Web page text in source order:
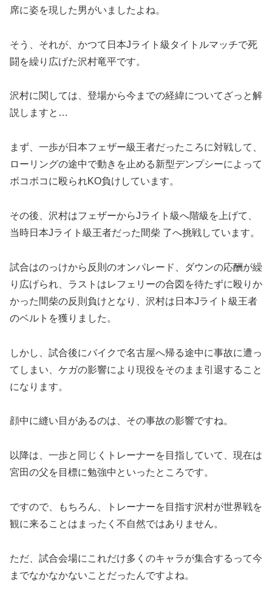
席に姿を現した男がいましたよね。
そう、それが、かつて日本Jライト級タイトルマッチで死
闘を繰り広げた沢村竜平です。
沢村に関しては、登場から今までの経緯についてざっと解
説しますと…
まず、一歩が日本フェザー級王者だったころに対戦して、
ローリングの途中で動きを止める新型デンプシーによって
ボコボコに殴られKO負けしています。
その後、沢村はフェザーからJライト級へ階級を上げて、
当時日本Jライト級王者だった間柴 了へ挑戦しています。
試合はのっけから反則のオンパレード、ダウンの応酬が繰
り広げられ、ラストはレフェリーの合図を待たずに殴りか
かった間柴の反則負けとなり、沢村は日本Jライト級王者
のベルトを獲りました。
しかし、試合後にバイクで名古屋へ帰る途中に事故に遭っ
てしまい、ケガの影響により現役をそのまま引退すること
になります。
顔中に縫い目があるのは、その事故の影響ですね。
以降は、一歩と同じくトレーナーを目指していて、現在は
宮田の父を目標に勉強中といったところです。
ですので、もちろん、トレーナーを目指す沢村が世界戦を
観に来ることはまったく不自然ではありません。
ただ、試合会場にこれだけ多くのキャラが集合するって今
までなかなかないことだったんですよね。